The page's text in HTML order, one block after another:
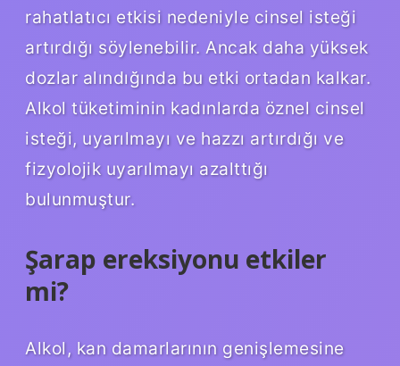
rahatlatıcı etkisi nedeniyle cinsel isteği
artırdığı söylenebilir. Ancak daha yüksek
dozlar alındığında bu etki ortadan kalkar.
Alkol tüketiminin kadınlarda öznel cinsel
isteği, uyarılmayı ve hazzı artırdığı ve
fizyolojik uyarılmayı azalttığı
bulunmuştur.
Şarap ereksiyonu etkiler
mi?
Alkol, kan damarlarının genişlemesine